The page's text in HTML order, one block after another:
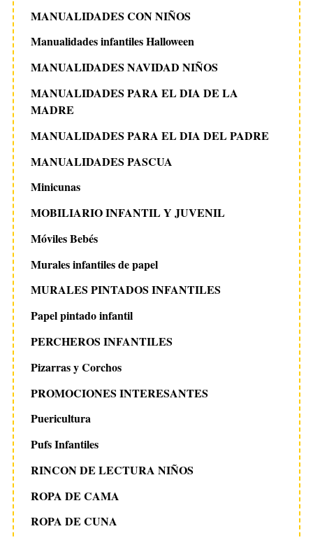
MANUALIDADES CON NIÑOS
Manualidades infantiles Halloween
MANUALIDADES NAVIDAD NIÑOS
MANUALIDADES PARA EL DIA DE LA
MADRE
MANUALIDADES PARA EL DIA DEL PADRE
MANUALIDADES PASCUA
Minicunas
MOBILIARIO INFANTIL Y JUVENIL
Móviles Bebés
Murales infantiles de papel
MURALES PINTADOS INFANTILES
Papel pintado infantil
PERCHEROS INFANTILES
Pizarras y Corchos
PROMOCIONES INTERESANTES
Puericultura
Pufs Infantiles
RINCON DE LECTURA NIÑOS
ROPA DE CAMA
ROPA DE CUNA